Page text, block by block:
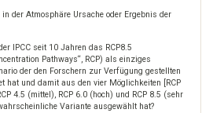
in der Atmosphäre Ursache oder Ergebnis der
IPCC seit 10 Jahren das RCP8.5
Pathways“, RCP) als einziges
der den Forschern zur Verfügung gestellten
hat und damit aus den vier Möglichkeiten [RCP
4.5 (mittel), RCP 6.0 (hoch) und RCP 8.5 (sehr
Variante ausgewählt hat?